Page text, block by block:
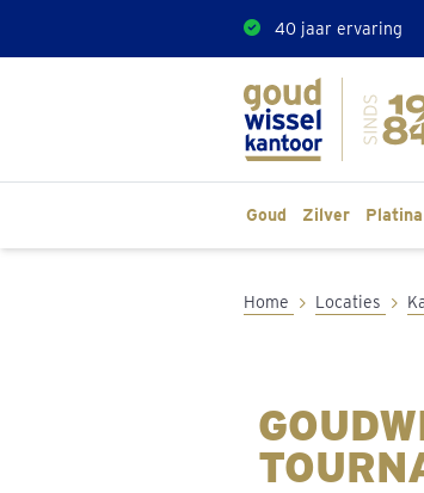
40 jaar ervaring
Goud Zilver
Home Locaties